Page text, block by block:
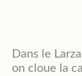
Dans le
on cloue la